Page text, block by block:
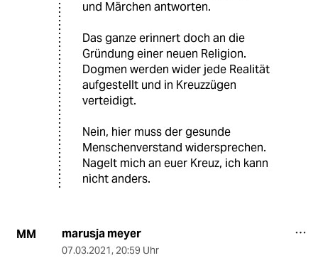
und Märchen antworten.
Das ganze erinnert doch an die
Gründung einer neuen Religion.
Dogmen werden wider jede Realität
aufgestellt und in Kreuzzügen
verteidigt.
Nein, hier muss der gesunde
Menschenverstand widersprechen.
Nagelt mich an euer Kreuz, ich kann
nicht anders.
MM marusja meyer
07.03.2021, 20:59 Uhr